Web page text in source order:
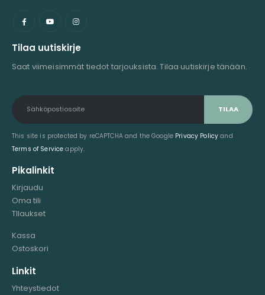
Tilaa uutiskirje
Saat viimeisimmät tiedot tarjouksista. Tilaa uutiskirje tänään.
This site is protected by reCAPTCHA and the Google Privacy Policy and
Terms of Service apply.
Pikalinkit
Kirjaudu
Oma tili
TIlaukset
Kassa
Ostoskori
Linkit
Yhteystiedot